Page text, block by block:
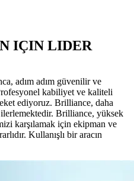
IÇIN LIDER
adım adım güvenilir ve
kabiliyet ve kaliteli
ediyoruz. Brilliance, daha
Brilliance, yüksek
karşılamak için ekipman ve
Kullanışlı bir aracın